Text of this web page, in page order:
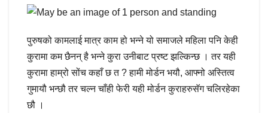
पुरुषको कामलाई मात्र काम हो भन्ने यो समाजले महिला पनि केही
कुरामा कम छैनन् है भन्ने कुरा उनीबाट प्रष्ट झल्किन्छ । तर यही
कुरामा हाम्रो सोंच कहाँ छ त ? हामी मोर्डन भयौ, आफ्नो अस्तित्व
गुमायौ भन्छौ तर चल्न चाँही फेरी यही मोर्डन कुराहरुसॅग चलिरहेका
छौ ।